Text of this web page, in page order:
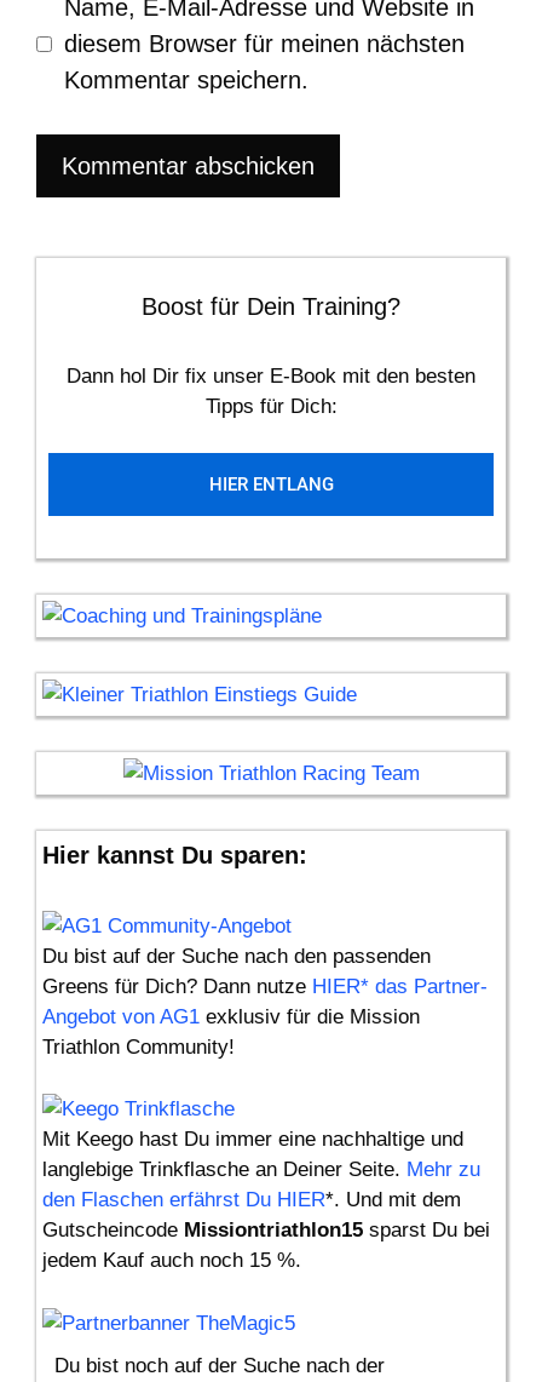
Name, E-Mail-Adresse und Website in
diesem Browser für meinen nächsten
Kommentar speichern.
Boost für Dein Training?
Dann hol Dir fix unser E-Book mit den besten
Tipps für Dich:
HIER ENTLANG
Hier kannst Du sparen:
Du bist auf der Suche nach den passenden
Greens für Dich? Dann nutze HIER* das Partner-
Angebot von AG1 exklusiv für die Mission
Triathlon Community!
Mit Keego hast Du immer eine nachhaltige und
langlebige Trinkflasche an Deiner Seite. Mehr zu
den Flaschen erfährst Du HIER*. Und mit dem
Gutscheincode Missiontriathlon15 sparst Du bei
jedem Kauf auch noch 15 %.
Du bist noch auf der Suche nach der